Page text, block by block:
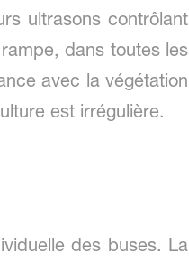
ultrasons contrôlant
dans toutes les
avec la végétation
est irrégulière.
des buses. La